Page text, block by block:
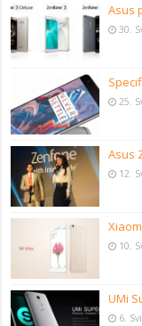
Asus
30.
25.
Asus
12.
10.
UMi
6.